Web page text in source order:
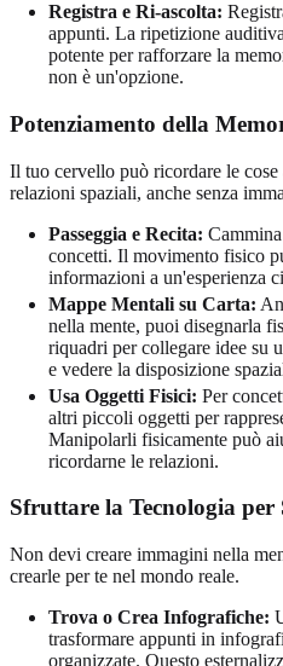
Registra e Ri-ascolta:
appunti. La ripetizione
potente per rafforzare la
non è un'opzione.
Potenziamento della
Il tuo cervello può ricordare le
relazioni spaziali, anche senza
Passeggia e Recita:
concetti. Il movimento fisico
informazioni a un'esperienza
Mappe Mentali su Carta:
nella mente, puoi disegnarla
riquadri per collegare idee su
e vedere la disposizione
Usa Oggetti Fisici: Per
altri piccoli oggetti per
Manipolarli fisicamente può
ricordarne le relazioni.
Sfruttare la Tecnologia
Non devi creare immagini nella
crearle per te nel mondo reale.
Trova o Crea Infografiche:
trasformare appunti in
organizzate. Questo